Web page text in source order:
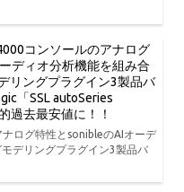
コンソールのアナログ
ディオ分析機能を組み合
リングプラグイン3製品バ
「SSL autoSeries
過去最安値に！！
ナログ特性とsonibleのAIオーデ
デリングプラグイン3製品バ